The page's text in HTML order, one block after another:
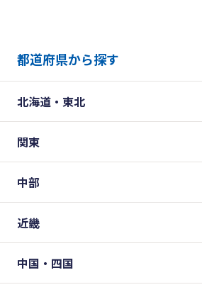
都道府県から探す
北海道・東北
関東
中部
近畿
中国・四国